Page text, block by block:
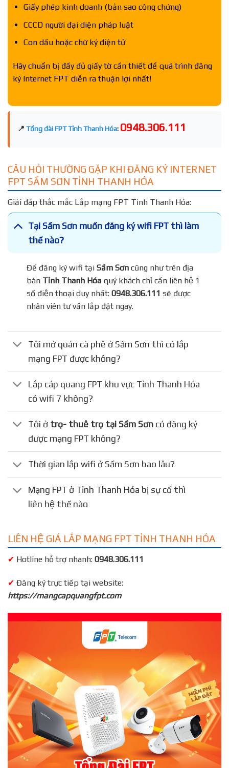
Giấy phép kinh doanh (bản sao công chứng)
CCCD người đại diện pháp luật
Con dấu hoặc chữ ký điện tử
Hãy chuẩn bị đầy đủ giấy tờ cần thiết để quá trình đăng
ký Internet FPT diễn ra thuận lợi nhất!
📍 Tổng đài FPT Tỉnh Thanh Hóa: 0948.306.111
CÂU HỎI THƯỜNG GẶP KHI ĐĂNG KÝ INTERNET
FPT SẦM SƠN TỈNH THANH HÓA
Giải đáp thắc mắc Lắp mạng FPT Tỉnh Thanh Hóa:
Tại Sầm Sơn muốn đăng ký wifi FPT thì làm
thế nào?
Để đăng ký wifi tạiSầm Sơncũng như trên địa
bànTỉnh Thanh Hóaquý khách chỉ cần liên hệ 1
số điện thoại duy nhất:0948.306.111 sẽ được
nhân viên tư vấn lắp đặt ngay.
Tôi mở quán cà phê ở Sầm Sơn thì có lắp
mạng FPT được không?
Lắp cáp quang FPT khu vực Tỉnh Thanh Hóa
có wifi 7 không?
Tôi ở trọ- thuê trọ tại Sầm Sơn có đăng ký
được mạng FPT không?
Thời gian lắp wifi ở Sầm Sơn bao lâu?
Mạng FPT ở Tỉnh Thanh Hóa bị sự cố thì
liên hệ thế nào
LIÊN HỆ GIÁ LẮP MẠNG FPT TỈNH THANH HÓA
✔ Hotline hỗ trợ nhanh: 0948.306.111
✔ Đăng ký trực tiếp tại website:
https://mangcapquangfpt.com